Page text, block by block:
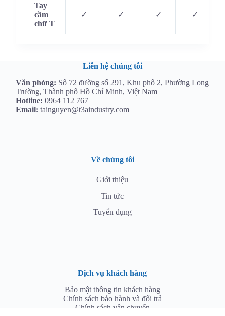
Tay
cầm
chữ T
✓ ✓ ✓ ✓
Liên hệ chúng tôi
Văn phòng: Số 72 đường số 291, Khu phố 2, Phường Long
Trường, Thành phố Hồ Chí Minh, Việt Nam
Hotline: 0964 112 767
Email: tainguyen@t3aindustry.com
Về chúng tôi
Giới thiệu
Tin tức
Tuyển dụng
Dịch vụ khách hàng
Bảo mật thông tin khách hàng
Chính sách bảo hành và đổi trả
Chính sách vận chuyển